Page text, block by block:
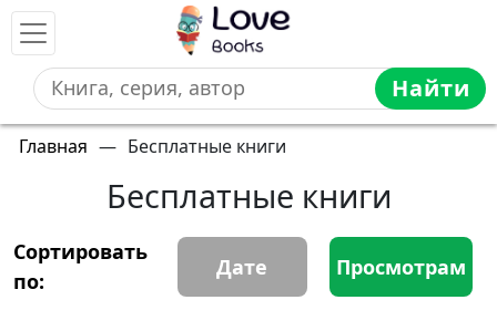
Найти
Главная — Бесплатные книги
Бесплатные книги
Сортировать
по:
Дате Просмотрам